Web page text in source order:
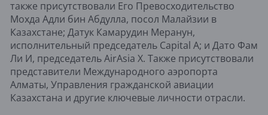
также присутствовали Его Превосходительство
Мохда Адли бин Абдулла, посол Малайзии в
Казахстане; Датук Камарудин Меранун,
исполнительный председатель Capital A; и Дато Фам
Ли И, председатель AirAsia X. Также присутствовали
представители Международного аэропорта
Алматы, Управления гражданской авиации
Казахстана и другие ключевые личности отрасли.